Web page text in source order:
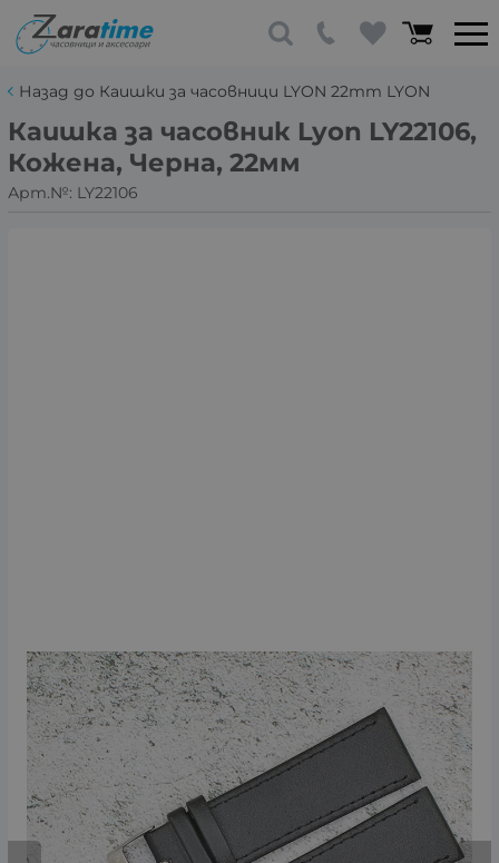
Назад до Каишки за часовници LYON 22mm LYON
Каишка за часовник Lyon LY22106,
Кожена, Черна, 22мм
Арт.№: LY22106